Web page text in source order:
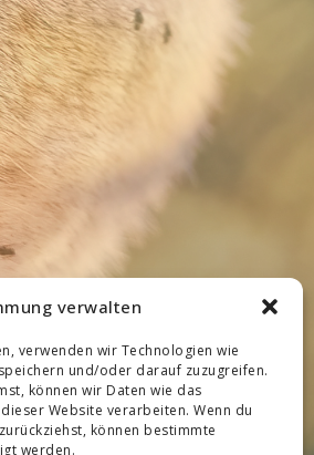
verwalten
verwenden wir Technologien wie
und/oder darauf zuzugreifen.
können wir Daten wie das
Website verarbeiten. Wenn du
können bestimmte
werden.